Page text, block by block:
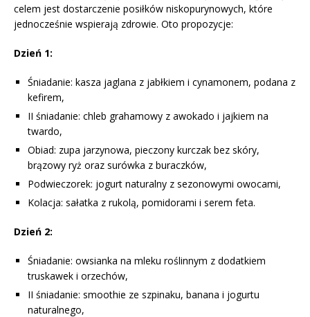
celem jest dostarczenie posiłków niskopurynowych, które
jednocześnie wspierają zdrowie. Oto propozycje:
Dzień 1:
Śniadanie: kasza jaglana z jabłkiem i cynamonem, podana z
kefirem,
II śniadanie: chleb grahamowy z awokado i jajkiem na
twardo,
Obiad: zupa jarzynowa, pieczony kurczak bez skóry,
brązowy ryż oraz surówka z buraczków,
Podwieczorek: jogurt naturalny z sezonowymi owocami,
Kolacja: sałatka z rukolą, pomidorami i serem feta.
Dzień 2:
Śniadanie: owsianka na mleku roślinnym z dodatkiem
truskawek i orzechów,
II śniadanie: smoothie ze szpinaku, banana i jogurtu
naturalnego,